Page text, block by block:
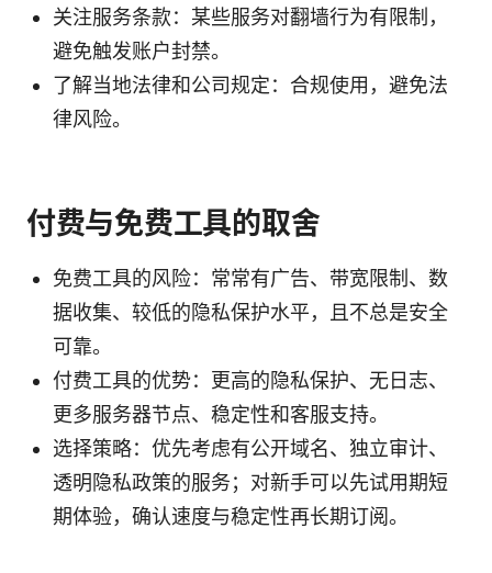
关注服务条款：某些服务对翻墙行为有限制，
避免触发账户封禁。
了解当地法律和公司规定：合规使用，避免法
律风险。
付费与免费工具的取舍
免费工具的风险：常常有广告、带宽限制、数
据收集、较低的隐私保护水平，且不总是安全
可靠。
付费工具的优势：更高的隐私保护、无日志、
更多服务器节点、稳定性和客服支持。
选择策略：优先考虑有公开域名、独立审计、
透明隐私政策的服务；对新手可以先试用期短
期体验，确认速度与稳定性再长期订阅。